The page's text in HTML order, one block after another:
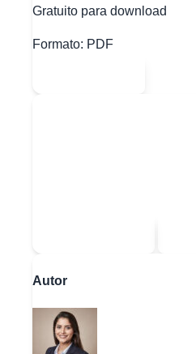
Gratuito para download
Formato: PDF
Autor